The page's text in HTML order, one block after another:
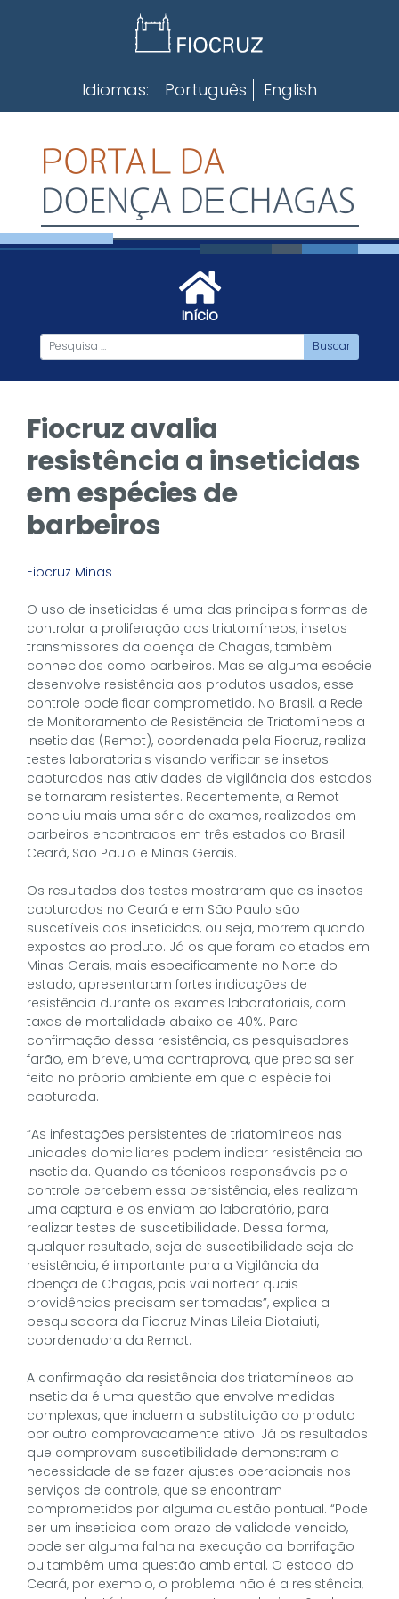
Idiomas: Português English
Início
Fiocruz avalia
resistência a inseticidas
em espécies de
barbeiros
Fiocruz Minas
O uso de inseticidas é uma das principais formas de
controlar a proliferação dos triatomíneos, insetos
transmissores da doença de Chagas, também
conhecidos como barbeiros. Mas se alguma espécie
desenvolve resistência aos produtos usados, esse
controle pode ficar comprometido. No Brasil, a Rede
de Monitoramento de Resistência de Triatomíneos a
Inseticidas (Remot), coordenada pela Fiocruz, realiza
testes laboratoriais visando verificar se insetos
capturados nas atividades de vigilância dos estados
se tornaram resistentes. Recentemente, a Remot
concluiu mais uma série de exames, realizados em
barbeiros encontrados em três estados do Brasil:
Ceará, São Paulo e Minas Gerais.
Os resultados dos testes mostraram que os insetos
capturados no Ceará e em São Paulo são
suscetíveis aos inseticidas, ou seja, morrem quando
expostos ao produto. Já os que foram coletados em
Minas Gerais, mais especificamente no Norte do
estado, apresentaram fortes indicações de
resistência durante os exames laboratoriais, com
taxas de mortalidade abaixo de 40%. Para
confirmação dessa resistência, os pesquisadores
farão, em breve, uma contraprova, que precisa ser
feita no próprio ambiente em que a espécie foi
capturada.
“As infestações persistentes de triatomíneos nas
unidades domiciliares podem indicar resistência ao
inseticida. Quando os técnicos responsáveis pelo
controle percebem essa persistência, eles realizam
uma captura e os enviam ao laboratório, para
realizar testes de suscetibilidade. Dessa forma,
qualquer resultado, seja de suscetibilidade seja de
resistência, é importante para a Vigilância da
doença de Chagas, pois vai nortear quais
providências precisam ser tomadas”, explica a
pesquisadora da Fiocruz Minas Lileia Diotaiuti,
coordenadora da Remot.
A confirmação da resistência dos triatomíneos ao
inseticida é uma questão que envolve medidas
complexas, que incluem a substituição do produto
por outro comprovadamente ativo. Já os resultados
que comprovam suscetibilidade demonstram a
necessidade de se fazer ajustes operacionais nos
serviços de controle, que se encontram
comprometidos por alguma questão pontual. “Pode
ser um inseticida com prazo de validade vencido,
pode ser alguma falha na execução da borrifação
ou também uma questão ambiental. O estado do
Ceará, por exemplo, o problema não é a resistência,